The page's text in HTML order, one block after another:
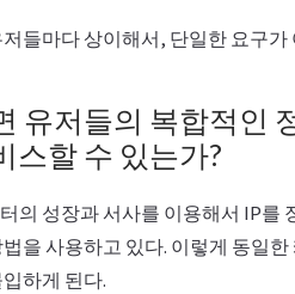
들마다 상이해서, 단일한 요구
유저들의 복합적인
스할 수 있는가?
의 성장과 서사를 이용해서 IP를
을 사용하고 있다. 이렇게 동일
하게 된다.